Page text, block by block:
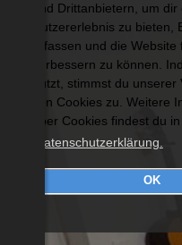
und Drittanbietern, um
Nutzererlebnis zu bieten,
erfassen und die
verbessern zu können.
nutzt, stimmst du unserer
von Cookies zu. Weitere
über Cookies findest du
Datenschutzerklärung.
OK